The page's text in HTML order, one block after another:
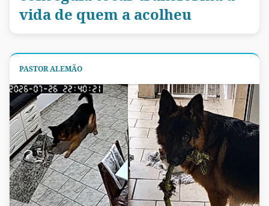
vida de quem a acolheu
PASTOR ALEMÃO